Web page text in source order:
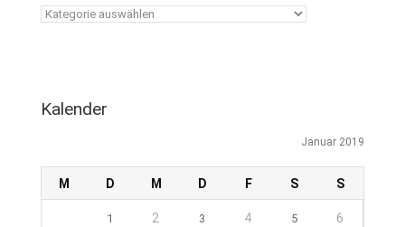
Kalender
Januar 2019
M D M D F S S
1 2 3 4 5 6